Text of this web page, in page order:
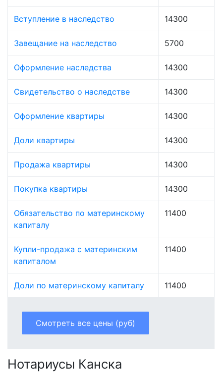
Вступление в наследство 14300
Завещание на наследство 5700
Оформление наследства 14300
Свидетельство о наследстве 14300
Оформление квартиры 14300
Доли квартиры 14300
Продажа квартиры 14300
Покупка квартиры 14300
Обязательство по материнскому
капиталу
11400
Купли-продажа с материнским
капиталом
11400
Доли по материнскому капиталу 11400
Смотреть все цены (руб)
Нотариусы Канска